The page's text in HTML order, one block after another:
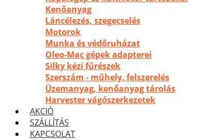
Kenőanyag
Láncélezés, szegecselés
Motorok
Munka és védőruházat
Oleo-Mac gépek adapterei
Silky kézi fűrészek
Szerszám - műhely, felszerelés
Üzemanyag, kenőanyag tárolás
Harvester vágószerkezetek
AKCIÓ
SZÁLLÍTÁS
KAPCSOLAT